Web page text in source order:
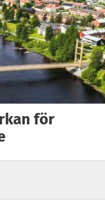
för